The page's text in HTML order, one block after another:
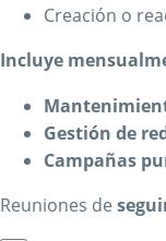
Creación o
Incluye
Gestión de
Campañas
Reuniones de